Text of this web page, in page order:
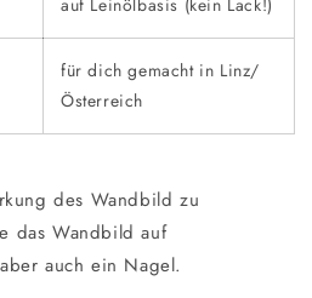
auf Leinölbasis (kein Lack!)
für dich gemacht in Linz/
Österreich
des Wandbild zu
das Wandbild auf
auch ein Nagel.